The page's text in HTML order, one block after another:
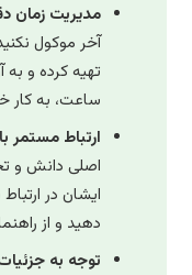
مدیریت زمان دقیق:
آخر موکول نکنید.
تهیه کرده و به آن
ساعت، به کار
ارتباط مستمر با
اصلی دانش و
ایشان در ارتباط
دهید و از
توجه به جزئیات:از